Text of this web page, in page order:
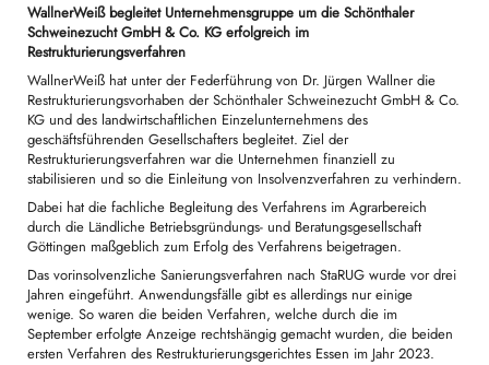
WallnerWeiß begleitet Unternehmensgruppe um die Schönthaler
Schweinezucht GmbH & Co. KG erfolgreich im
Restrukturierungsverfahren
WallnerWeiß hat unter der Federführung von Dr. Jürgen Wallner die
Restrukturierungsvorhaben der Schönthaler Schweinezucht GmbH & Co.
KG und des landwirtschaftlichen Einzelunternehmens des
geschäftsführenden Gesellschafters begleitet. Ziel der
Restrukturierungsverfahren war die Unternehmen finanziell zu
stabilisieren und so die Einleitung von Insolvenzverfahren zu verhindern.
Dabei hat die fachliche Begleitung des Verfahrens im Agrarbereich
durch die Ländliche Betriebsgründungs- und Beratungsgesellschaft
Göttingen maßgeblich zum Erfolg des Verfahrens beigetragen.
Das vorinsolvenzliche Sanierungsverfahren nach StaRUG wurde vor drei
Jahren eingeführt. Anwendungsfälle gibt es allerdings nur einige
wenige. So waren die beiden Verfahren, welche durch die im
September erfolgte Anzeige rechtshängig gemacht wurden, die beiden
ersten Verfahren des Restrukturierungsgerichtes Essen im Jahr 2023.